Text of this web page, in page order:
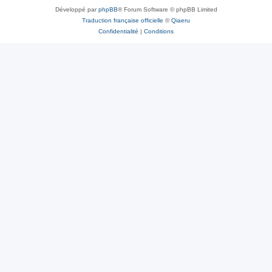
Développé parphpBB® Forum Software © phpBB Limited
Traduction française officielle ©Qiaeru
Confidentialité | Conditions